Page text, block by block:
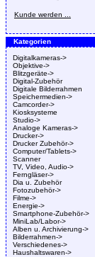
Kunde werden ...
Kategorien
Digitalkameras->
Objektive->
Blitzgeräte->
Digital-Zubehör
Digitale Bilderrahmen
Speichermedien->
Camcorder->
Kiosksysteme
Studio->
Analoge Kameras->
Drucker->
Drucker Zubehör->
Computer/Tablets->
Scanner
TV, Video, Audio->
Ferngläser->
Dia u. Zubehör
Fotozubehör->
Filme->
Energie->
Smartphone-Zubehör->
MiniLab/Labor->
Alben u. Archivierung->
Bilderrahmen->
Verschiedenes->
Haushaltswaren->